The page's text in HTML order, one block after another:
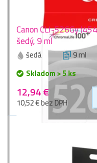
Canon CLI-526Gy
šedý, 9 ml
šedá 9 ml
Skladom > 5 ks
12,94 €
10,52 € bez DPH